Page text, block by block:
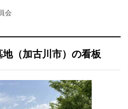
会
（加古川市）の看板